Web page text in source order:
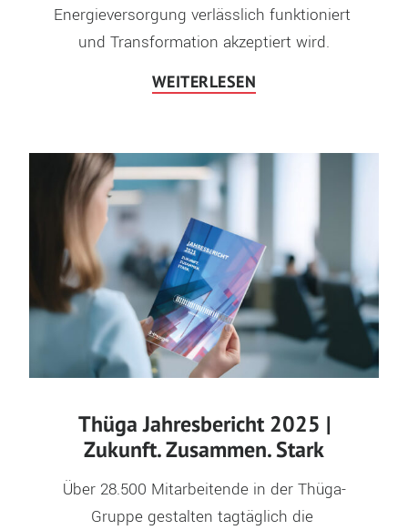
Energieversorgung verlässlich funktioniert
und Transformation akzeptiert wird.
WEITERLESEN
Thüga Jahresbericht 2025 |
Zukunft. Zusammen. Stark
Über 28.500 Mitarbeitende in der Thüga-
Gruppe gestalten tagtäglich die